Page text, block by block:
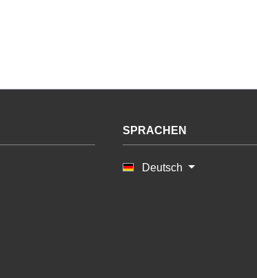
SPRACHEN
Deutsch